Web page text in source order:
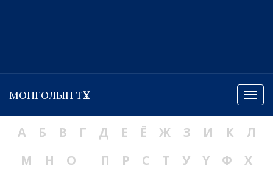
Menu
МОНГОЛЫН ТҮҮХ
А Б В Г Д Е Ё Ж З И К
Л
М
Н О П Р С Т У Ү Ф
Х